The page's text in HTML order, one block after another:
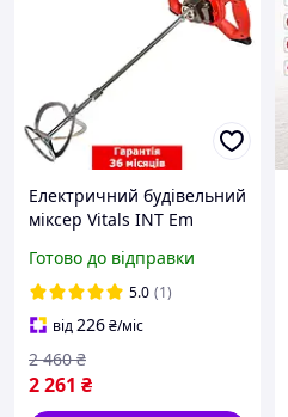
Електричний будівельний
міксер Vitals INT Em
950 об./хв, 6 швидкостей)
для будівництва
Готово до відправки
5.0 (1)
від226₴/міс
2 261 ₴
2 460 ₴